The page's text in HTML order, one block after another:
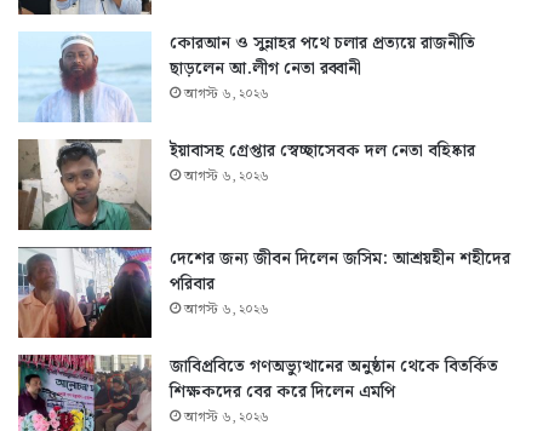
কোরআন ও সুন্নাহর পথে চলার প্রত্যয়ে রাজনীতি
ছাড়লেন আ.লীগ নেতা রব্বানী
আগস্ট ৬, ২০২৬
ইয়াবাসহ গ্রেপ্তার স্বেচ্ছাসেবক দল নেতা বহিষ্কার
আগস্ট ৬, ২০২৬
দেশের জন্য জীবন দিলেন জসিম: আশ্রয়হীন শহীদের
পরিবার
আগস্ট ৬, ২০২৬
জাবিপ্রবিতে গণঅভ্যুত্থানের অনুষ্ঠান থেকে বিতর্কিত
শিক্ষকদের বের করে দিলেন এমপি
আগস্ট ৬, ২০২৬